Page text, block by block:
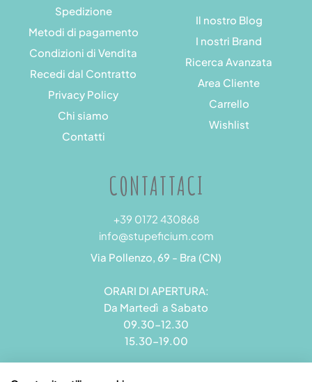
Spedizione
Metodi di pagamento
Condizioni di Vendita
Recedi dal Contratto
Privacy Policy
Chi siamo
Contatti
Il nostro Blog
I nostri Brand
Ricerca Avanzata
Area Cliente
Carrello
Wishlist
CONTATTACI
+39 0172 430868
info@stupeficium.com
Via Pollenzo, 69 - Bra (CN)
ORARI DI APERTURA:
Da Martedì a Sabato
09.30-12.30
15.30-19.00